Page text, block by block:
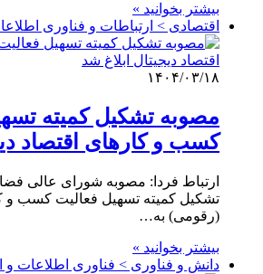
بیشتر بخوانید »
اقتصادی > ارتباطات و فناوری
۱۴۰۴/۰۳/۱۸
مصوبه تشکیل کمیته
کسب و کارهای اقتصاد
ارتباط فردا: مصوبه شورای عالی
تشکیل کمیته تسهیل فعالیت کسب و
(رقومی) به…
بیشتر بخوانید »
دانش و فناوری > فناوری اطلاعات و